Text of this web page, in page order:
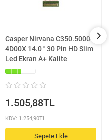
Casper Nirvana C350.5000-
4D00X 14.0 '' 30 Pin HD Slim
Led Ekran A+ Kalite
1.505,88TL
KDV: 1.254,90TL
Sepete Ekle